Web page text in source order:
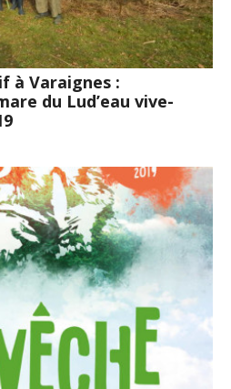
à Varaignes :
du Lud’eau vive-